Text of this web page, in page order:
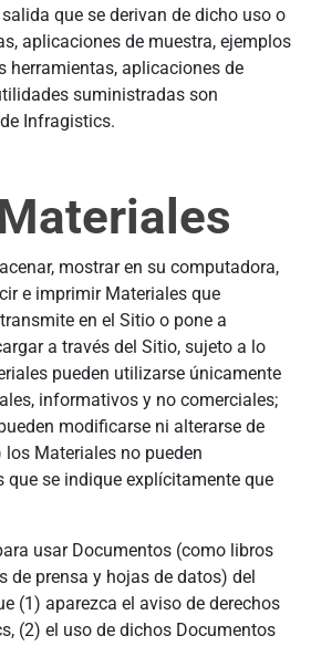
que se derivan de dicho uso o
aplicaciones de muestra, ejemplos
herramientas, aplicaciones de
suministradas son
Infragistics.
mostrar en su computadora,
e imprimir Materiales que
en el Sitio o pone a
a través del Sitio, sujeto a lo
pueden utilizarse únicamente
informativos y no comerciales;
modificarse ni alterarse de
Materiales no pueden
que se indique explícitamente que
usar Documentos (como libros
de prensa y hojas de datos) del
(1) aparezca el aviso de derechos
(2) el uso de dichos Documentos